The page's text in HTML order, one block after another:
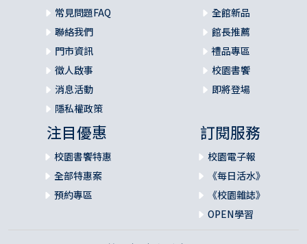
常見問題FAQ
聯絡我們
門市資訊
徵人啟事
消息活動
隱私權政策
全館新品
館長推薦
禮品專區
校園書饗
即將登場
注目優惠
校園書饗特惠
全部特惠案
預約專區
訂閱服務
校園電子報
《每日活水》
《校園雜誌》
OPEN學習